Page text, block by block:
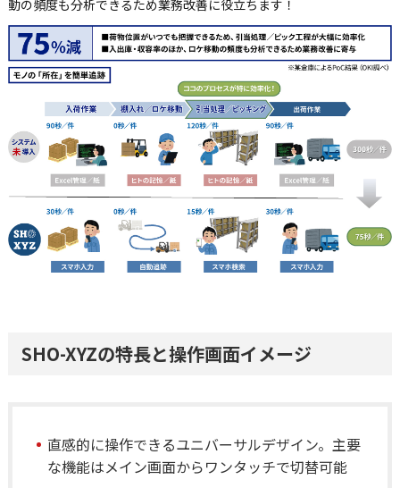
動の頻度も分析できるため業務改善に役立ちます！
SHO-XYZの特長と操作画面イメージ
直感的に操作できるユニバーサルデザイン。主要
な機能はメイン画面からワンタッチで切替可能